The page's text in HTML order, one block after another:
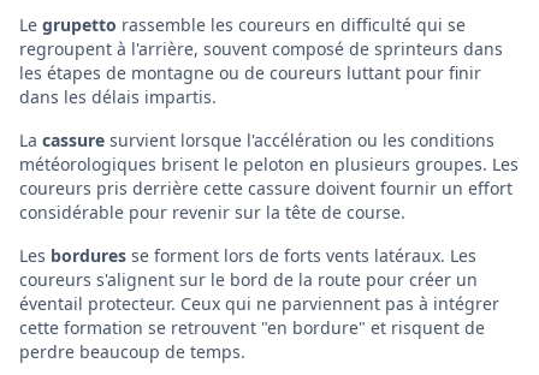
Le grupetto rassemble les coureurs en difficulté qui se
regroupent à l'arrière, souvent composé de sprinteurs dans
les étapes de montagne ou de coureurs luttant pour finir
dans les délais impartis.
La cassure survient lorsque l'accélération ou les conditions
météorologiques brisent le peloton en plusieurs groupes. Les
coureurs pris derrière cette cassure doivent fournir un effort
considérable pour revenir sur la tête de course.
Les bordures se forment lors de forts vents latéraux. Les
coureurs s'alignent sur le bord de la route pour créer un
éventail protecteur. Ceux qui ne parviennent pas à intégrer
cette formation se retrouvent "en bordure" et risquent de
perdre beaucoup de temps.